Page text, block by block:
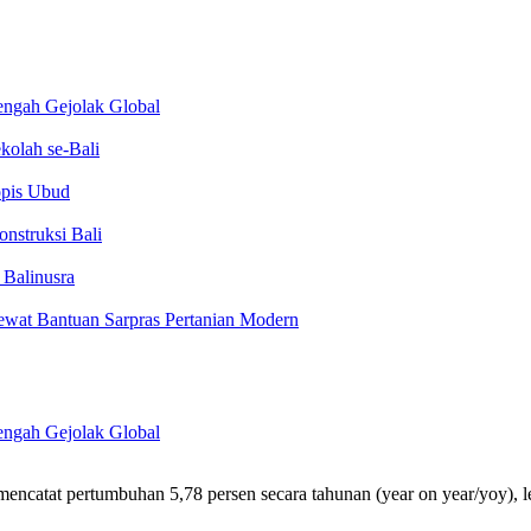
Gejolak Global
se-Bali
Ubud
Bali
Bantuan Sarpras Pertanian Modern
Gejolak Global
pertumbuhan 5,78 persen secara tahunan (year on year/yoy),